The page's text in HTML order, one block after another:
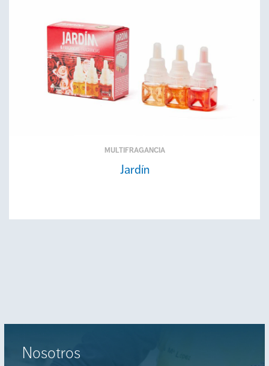
MULTIFRAGANCIA
Jardín
Nosotros